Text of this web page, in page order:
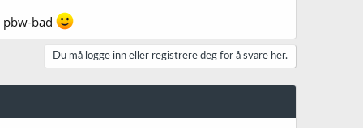
bad
Du må logge inn eller registrere deg for å svare her.